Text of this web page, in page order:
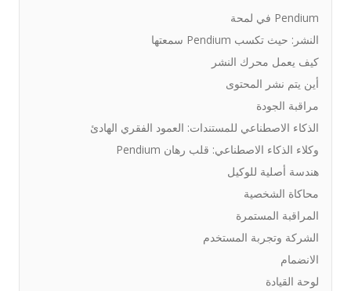
Pendium في لمحة
النشر: حيث تكسب Pendium سمعتها
كيف يعمل محرك النشر
أين يتم نشر المحتوى
مراقبة الجودة
الذكاء الاصطناعي للمستندات: العمود الفقري الهادئ
وكلاء الذكاء الاصطناعي: قلب رهان Pendium
هندسة أصلية للوكيل
محاكاة الشخصية
المراقبة المستمرة
الشركة وتجربة المستخدم
الانضمام
لوحة القيادة